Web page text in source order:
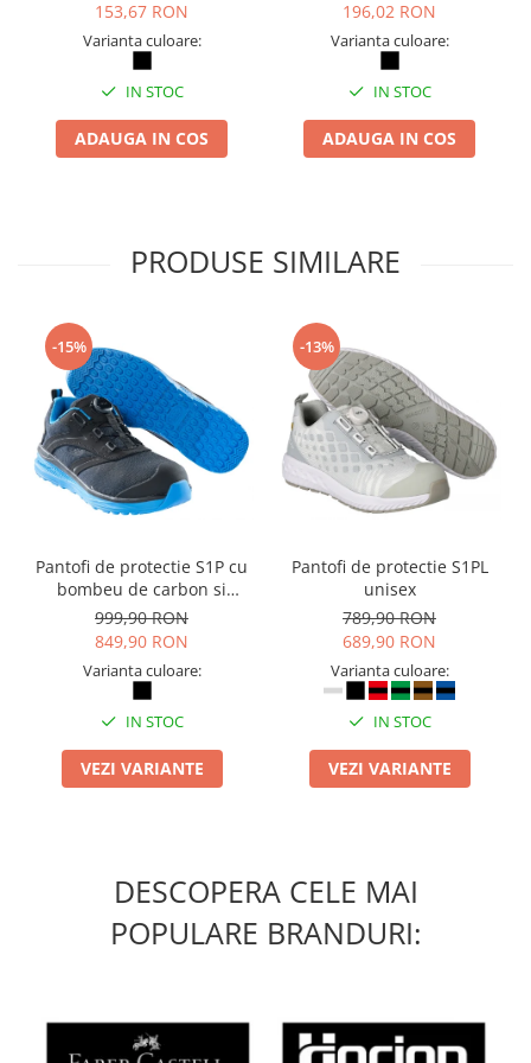
153,67 RON
Varianta culoare:
IN STOC
ADAUGA IN COS
196,02 RON
Varianta culoare:
IN STOC
ADAUGA IN COS
PRODUSE SIMILARE
-15%
Pantofi de protectie S1P cu
bombeu de carbon si
inchidere BOAÂ® Fit
999,90 RON
849,90 RON
Varianta culoare:
IN STOC
VEZI VARIANTE
-13%
Pantofi de protectie S1PL
unisex
789,90 RON
689,90 RON
Varianta culoare:
IN STOC
VEZI VARIANTE
DESCOPERA CELE MAI
POPULARE BRANDURI: